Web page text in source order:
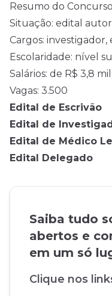
Resumo do
Situação: edital
Cargos: investigador,
Escolaridade: nível
Salários: de R$ 3,8
Vagas: 3.500
Edital de Escrivão
Edital de
Edital de Médico
Edital Delegado
Saiba tudo
abertos e
em um só
Clique nos